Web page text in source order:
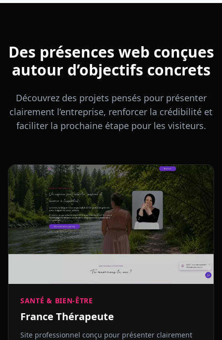
Des présences web conçues
autour d’objectifs concrets
Découvrez des projets pensés pour présenter
clairement l’entreprise, renforcer la crédibilité et
faciliter la prochaine étape pour les visiteurs.
SANTÉ & BIEN-ÊTRE
France Thérapeute
Site professionnel conçu pour présenter clairement